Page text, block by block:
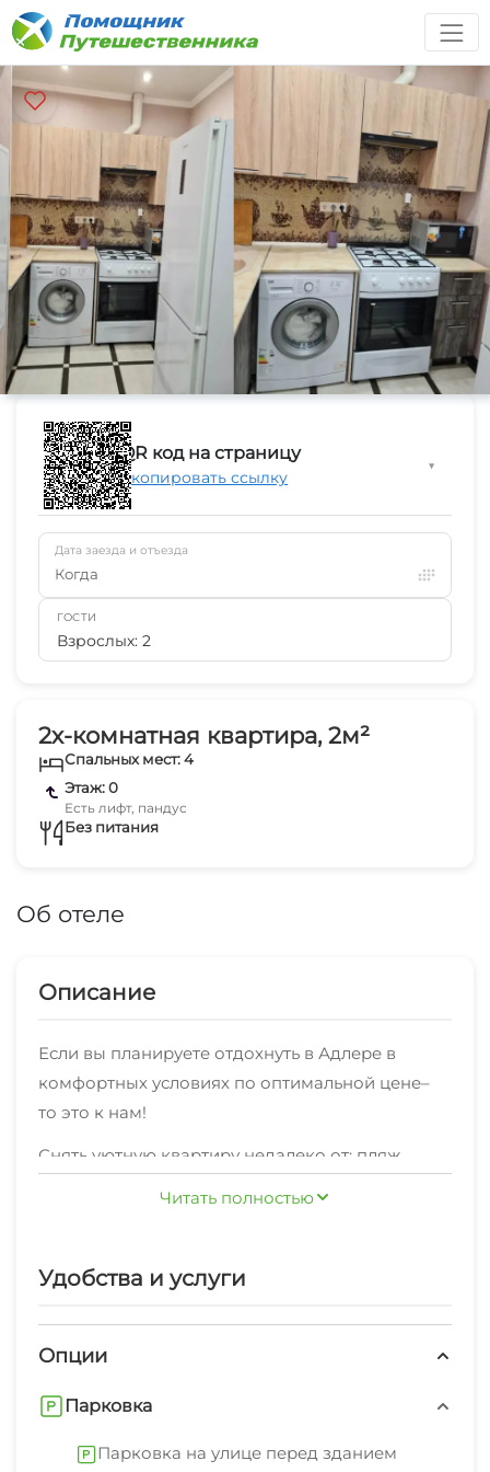
2х-комнатная квартира, 2м²
Спальных мест: 4
Этаж: 0
Есть лифт, пандус
Без питания
Об отеле
Описание
Если вы планируете отдохнуть в Адлере в
комфортных условиях по оптимальной цене–
то это к нам!
Снять уютную квартиру недалеко от: пляж
современная бытовая техника, ванная
диван-кровать, кухонный стол, обеденный стол,
оборудованной кухне.
стиральная машина, гладильные
принадлежности, зеленый двор, свч.
Читать полностью
Удобства и услуги
Опции
Парковка
Парковка на улице перед зданием
QR код на страницу
Скопировать ссылку
▼
Дата заезда и отъезда
Когда
ГОСТИ
Взрослых: 2